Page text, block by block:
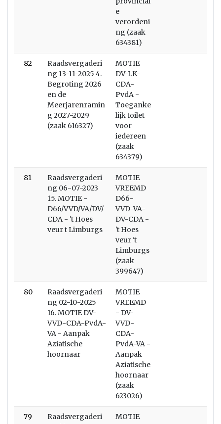
e
verordeni
ng (zaak
634381)
82
Raadsvergaderi
ng 13-11-2025 4.
Begroting 2026
en de
Meerjarenramin
g 2027-2029
(zaak 616327)
MOTIE
DV-LK-
CDA-
PvdA -
Toeganke
lijk toilet
voor
iedereen
(zaak
634379)
81
Raadsvergaderi
ng 06-07-2023
15. MOTIE -
D66/VVD/VA/DV/
CDA - 't Hoes
veur t Limburgs
MOTIE
VREEMD
D66-
VVD-VA-
DV-CDA -
't Hoes
veur 't
Limburgs
(zaak
399647)
80
Raadsvergaderi
ng 02-10-2025
16. MOTIE DV-
VVD-CDA-PvdA-
VA - Aanpak
Aziatische
hoornaar
MOTIE
VREEMD
- DV-
VVD-
CDA-
PvdA-VA -
Aanpak
Aziatische
hoornaar
(zaak
623026)
79
Raadsvergaderi
MOTIE